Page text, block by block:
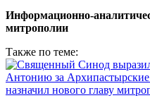
Информационно-
митрополии
Также по теме: